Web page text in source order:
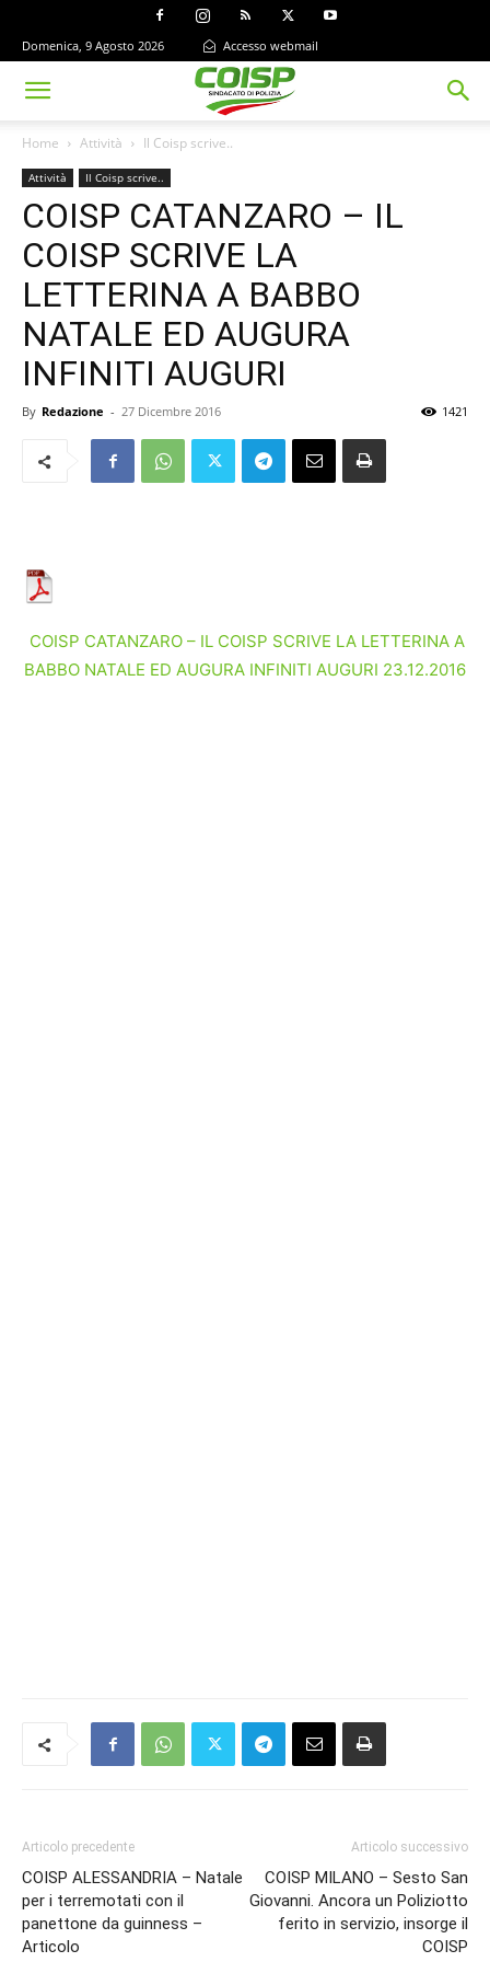
Domenica, 9 Agosto 2026 Accesso webmail
Home Attività Il Coisp scrive..
Attività Il Coisp scrive..
COISP CATANZARO – IL
COISP SCRIVE LA
LETTERINA A BABBO
NATALE ED AUGURA
INFINITI AUGURI
By Redazione - 27 Dicembre 2016 1421
COISP CATANZARO – IL COISP SCRIVE LA LETTERINA A
BABBO NATALE ED AUGURA INFINITI AUGURI 23.12.2016
Articolo precedente
COISP ALESSANDRIA – Natale
per i terremotati con il
panettone da guinness –
Articolo
Articolo successivo
COISP MILANO – Sesto San
Giovanni. Ancora un Poliziotto
ferito in servizio, insorge il
COISP